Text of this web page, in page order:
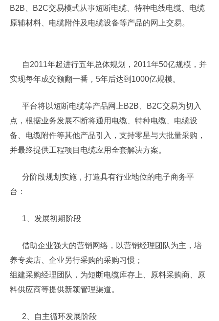
B2B、B2C交易模式从事短断电缆、特种电线电缆、电缆
原辅材料、电缆附件及电缆设备等产品的网上交易。
自2011年起进行五年总体规划，2011年50亿规模，并
实现每年成交额翻一番，5年后达到1000亿规模。
平台将以短断电缆等产品网上B2B、B2C交易为切入
点，根据业务发展不断将通用电缆、特种电缆、电缆设
备、电缆附件等其他产品引入，支持零星与大批量采购，
并最终提供工程项目电缆应用全套解决方案。
分阶段规划实施，打造具有行业地位的电子商务平
台：
1、发展初期阶段
借助企业强大的营销网络，以营销经理团队为主，培
养专卖店、企业另行采购的采购习惯；
组建采购经理团队，为短断电缆库存上、原料采购商、原
料供应商等提供新颖管理渠道。
2、自主循环发展阶段